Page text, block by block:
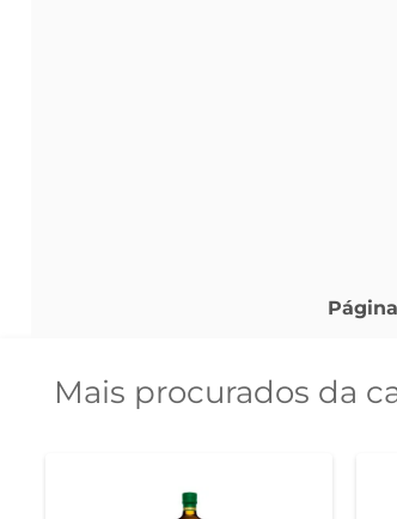
Página
Mais procurados da